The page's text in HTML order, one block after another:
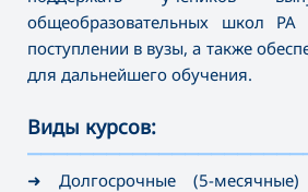
общеобразовательных школ РА
поступлении в вузы, а также
для дальнейшего обучения.
Виды курсов:
➜ Долгосрочные (5-месячные)